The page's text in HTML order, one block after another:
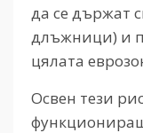
да се държат
длъжници) и
цялата
Освен тези